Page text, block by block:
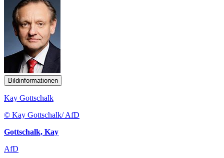
Bildinformationen
Kay Gottschalk
© Kay Gottschalk/ AfD
Gottschalk, Kay
AfD